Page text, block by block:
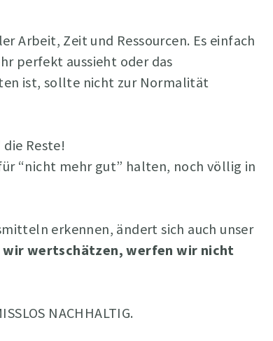
Arbeit, Zeit und Ressourcen. Es einfach
perfekt aussieht oder das
ist, sollte nicht zur Normalität
Reste!
“nicht mehr gut” halten, noch völlig in
erkennen, ändert sich auch unser
wir wertschätzen, werfen wir nicht
NACHHALTIG.